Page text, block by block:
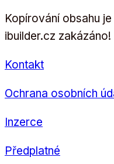
Kopírování obsahu
ibuilder.cz zakázáno!
Kontakt
Ochrana osobních
Inzerce
Předplatné